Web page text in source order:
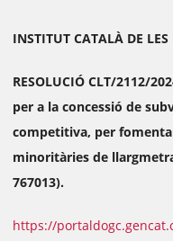
INSTITUT CATALÀ DE LES
RESOLUCIÓ CLT/2112/
per a la concessió de
competitiva, per
minoritàries de
767013).
https://